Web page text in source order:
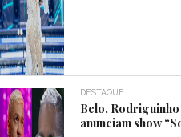
DESTAQUE
Belo,
anunciam show